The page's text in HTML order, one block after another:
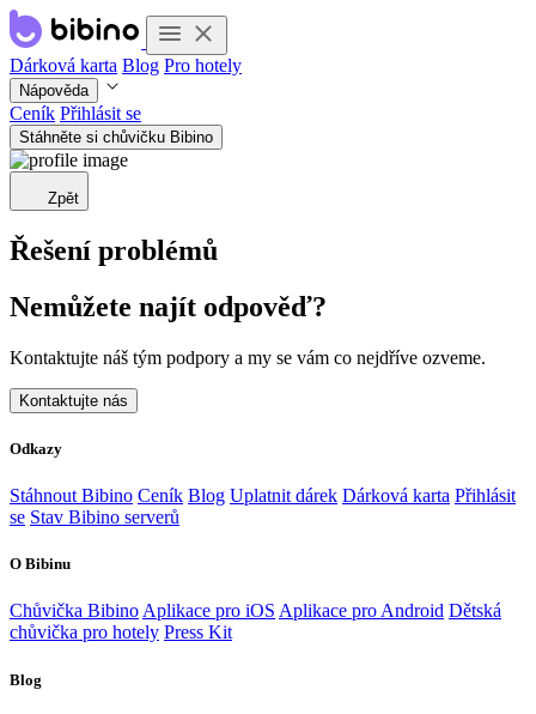
Dárková karta Blog Pro hotely
Nápověda
Ceník Přihlásit se
Stáhněte si chůvičku Bibino
Zpět
Řešení problémů
Nemůžete najít odpověď?
Kontaktujte náš tým podpory a my se vám co nejdříve ozveme.
Kontaktujte nás
Odkazy
Stáhnout Bibino Ceník Blog Uplatnit dárek Dárková karta Přihlásit
se Stav Bibino serverů
O Bibinu
Chůvička BibinoAplikace pro iOS Aplikace pro Android Dětská
chůvička pro hotely Press Kit
Blog